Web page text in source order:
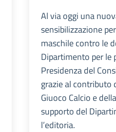
Al via oggi una
sensibilizzazione
maschile contro le
Dipartimento per le
Presidenza del
grazie al contributo
Giuoco Calcio e
supporto del
l’editoria.